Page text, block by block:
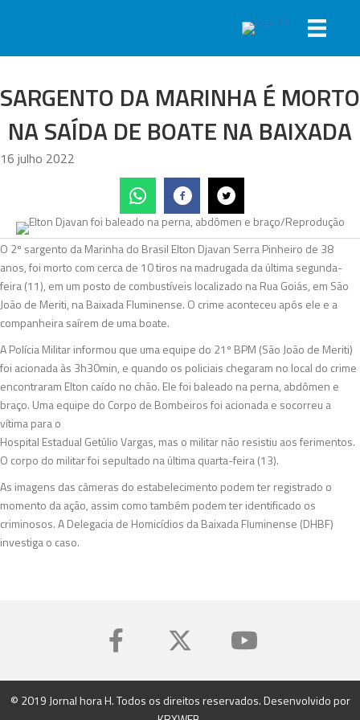
SARGENTO DA MARINHA É MORTO
NA SAÍDA DE BOATE NA BAIXADA
16 julho 2022
O 2º sargento da Marinha do Brasil Elton Djavan Serra Pinheiro de 38
anos, foi morto com cerca de 10 tiros na madrugada da última segunda-
feira (11), em um posto de combustíveis localizado na Rua Goiás, em São
João de Meriti, na Baixada Fluminense. O crime aconteceu após ele e a
companheira saírem de uma boate.
A Polícia Militar informou que uma equipe do 21º BPM (São João de Meriti)
foi acionada às 3h30min, e quando os policiais chegaram no local do crime
encontraram Elton caído no chão. Ele foi baleado na perna, abdômen e
braço. Uma equipe do Corpo de Bombeiros foi acionada e socorreu a
vítima para o
Hospital Estadual Getúlio Vargas, mas o militar não resistiu aos ferimentos.
O corpo do militar foi sepultado na última quarta-feira (13).
As imagens das câmeras do estabelecimento podem ter registrado o
momento da ação, assim como também podem ter identificado os
criminosos. A Delegacia de Homicídios da Baixada Fluminense (DHBF)
investiga o caso.
© 2019 Jornal hora H. Todos os direitos reservados. Desenvolvido por